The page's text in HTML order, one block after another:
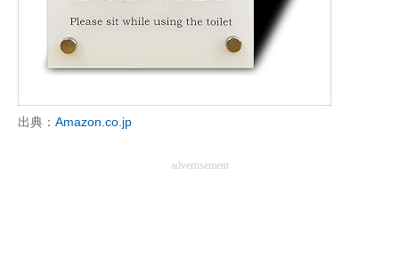
経営リーダーのコミュニティ
ITエンジニア向け専門サイト
企業向けIT製品の総合サイト
出典： Amazon.co.jp
advertisement